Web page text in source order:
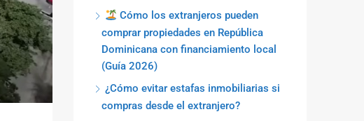
Cómo los extranjeros pueden
comprar propiedades en República
Dominicana con financiamiento local
(Guía 2026)
¿Cómo evitar estafas inmobiliarias si
compras desde el extranjero?